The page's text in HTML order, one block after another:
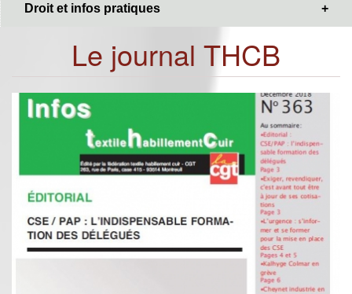
Droit et infos pratiques
Le journal THCB